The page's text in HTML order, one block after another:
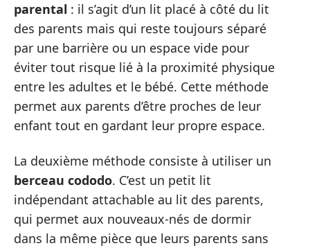
parental : il s’agit d’un lit placé à côté du lit
des parents mais qui reste toujours séparé
par une barrière ou un espace vide pour
éviter tout risque lié à la proximité physique
entre les adultes et le bébé. Cette méthode
permet aux parents d’être proches de leur
enfant tout en gardant leur propre espace.
La deuxième méthode consiste à utiliser un
berceau cododo. C’est un petit lit
indépendant attachable au lit des parents,
qui permet aux nouveaux-nés de dormir
dans la même pièce que leurs parents sans